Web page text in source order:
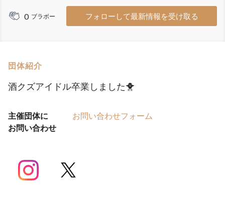
0 ブラボー フォローして最新情報を受け取る
団体紹介
酒クズアイドル卒業しました🐥
主催団体に
お問い合わせ
お問い合わせフォーム